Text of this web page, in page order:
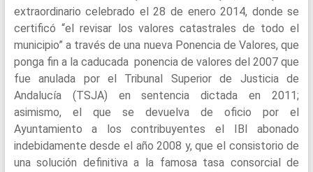
extraordinario celebrado el 28 de enero 2014, donde se
certificó “el revisar los valores catastrales de todo el
municipio” a través de una nueva Ponencia de Valores, que
ponga fin a la caducada ponencia de valores del 2007 que
fue anulada por el Tribunal Superior de Justicia de
Andalucía (TSJA) en sentencia dictada en 2011;
asimismo, el que se devuelva de oficio por el
Ayuntamiento a los contribuyentes el IBI abonado
indebidamente desde el año 2008 y, que el consistorio de
una solución definitiva a la famosa tasa consorcial de